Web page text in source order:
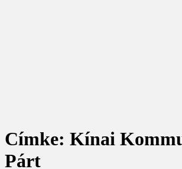
Címke: Kínai
Párt